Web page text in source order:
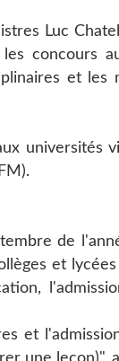
Luc
les concours
et les
universités
de
et
et